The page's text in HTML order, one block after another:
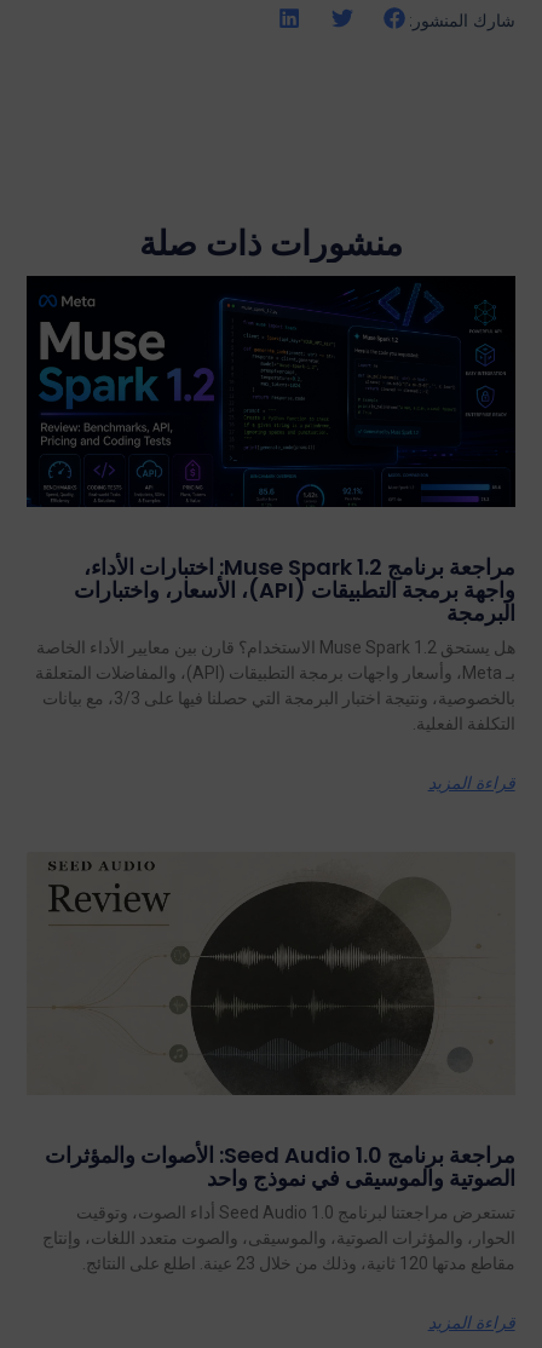
شارك المنشور:
منشورات ذات صلة
مراجعة برنامج Muse Spark 1.2: اختبارات الأداء،
واجهة برمجة التطبيقات (API)، الأسعار، واختبارات
البرمجة
هل يستحق Muse Spark 1.2 الاستخدام؟ قارن بين معايير الأداء الخاصة
بـ Meta، وأسعار واجهات برمجة التطبيقات (API)، والمفاضلات المتعلقة
بالخصوصية، ونتيجة اختبار البرمجة التي حصلنا فيها على 3/3، مع بيانات
التكلفة الفعلية.
قراءة المزيد
مراجعة برنامج Seed Audio 1.0: الأصوات والمؤثرات
الصوتية والموسيقى في نموذج واحد
تستعرض مراجعتنا لبرنامج Seed Audio 1.0 أداء الصوت، وتوقيت
الحوار، والمؤثرات الصوتية، والموسيقى، والصوت متعدد اللغات، وإنتاج
مقاطع مدتها 120 ثانية، وذلك من خلال 23 عينة. اطلع على النتائج.
قراءة المزيد